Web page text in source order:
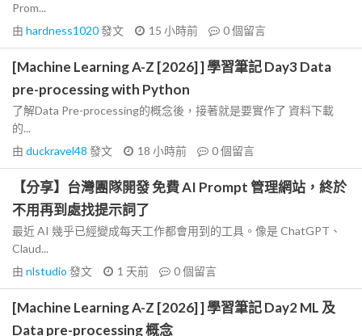
Prom...
由 hardness1020發文 15 小時前 0個留言
[Machine Learning A-Z [2026] ] 學習筆記 Day3 Data
pre-processing with Python
了解Data Pre-processing的概念後，接著就是要實作了 資料下載
的...
由 duckravel48 發文 18 小時前 0個留言
【分享】台灣團隊開發 免費 AI Prompt 管理網站，終於
不用再到處找提示詞了
最近 AI 幾乎已經變成每天工作都會用到的工具。像是 ChatGPT、
Claud...
由 nlstudio 發文 1 天前 0個留言
[Machine Learning A-Z [2026] ] 學習筆記 Day2 ML 及
Data pre-processing 概念